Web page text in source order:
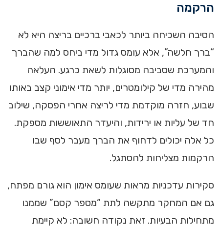
הרקמה
הסיבה השכיחה ביותר לכאבי ברכיים בריצה היא לא
“ברך חלשה”, אלא עומס גדול מדי ביחס למה שהברך
והמערכת שסביבה מסוגלות לשאת כרגע. העלאה
מהירה מדי של קילומטרים, יותר מדי אימוני קצב באותו
שבוע, חזרה מוקדמת מדי לריצה אחרי הפסקה, שילוב
חד של עליות או ירידות, והיעדר התאוששות מספקת.
כל אלה יכולים לדחוף את הברך מעבר לסף שבו
הרקמות מצליחות להסתגל.
סקירות עדכניות מראות שעומס אימון הוא גורם מפתח,
גם אם המחקר מתקשה לתת “מספר קסם” שממנו
מתחילות הבעיות. זאת נקודה חשובה: לא קיימת